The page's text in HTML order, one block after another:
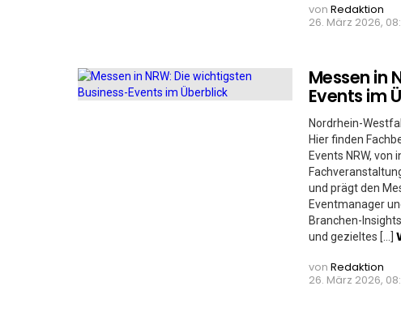
von Redaktion
26. März 2026,
Messen in
Events im
Nordrhein-
Hier finden
Events NRW,
und prägt den
Eventmanager
Branchen-
und gezieltes […]
von Redaktion
26. März 2026,